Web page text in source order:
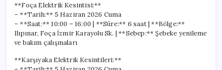
**Foça Elektrik Kesintisi:**
– **Tarih:** 5 Haziran 2026 Cuma
– **Saat:** 10:00 – 16:00 | **Süre:** 6 saat | **Bölge:**
Ilıpınar, Foça İzmir Karayolu Sk. | **Sebep:** Şebeke yenileme
ve bakım çalışmaları
**Karşıyaka Elektrik Kesintileri:**